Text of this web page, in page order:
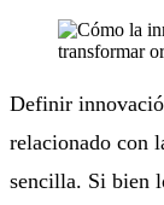
Definir
relacionado con
sencilla. Si bien